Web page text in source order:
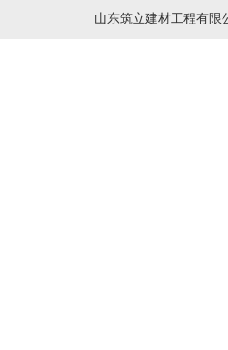
山东筑立建材工程有